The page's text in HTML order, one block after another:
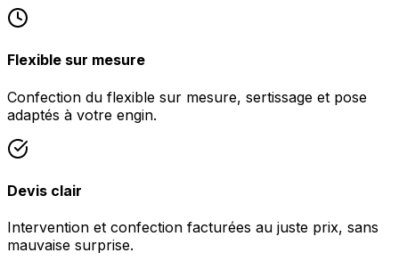
Flexible sur mesure
Confection du flexible sur mesure, sertissage et pose
adaptés à votre engin.
Devis clair
Intervention et confection facturées au juste prix, sans
mauvaise surprise.